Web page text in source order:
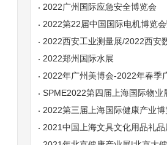
造展览会
2022广州国际应急安全博览会
2022第22届中国国际电机博览
坛
2022西安工业测量展/2022西安
技术展【官网】
2022郑州国际水展
2022年广州美博会-2022年春季
会
SPME2022第四届上海国际物业
2022第三届上海国际健康产业博
2021中国上海文具文化用品礼品